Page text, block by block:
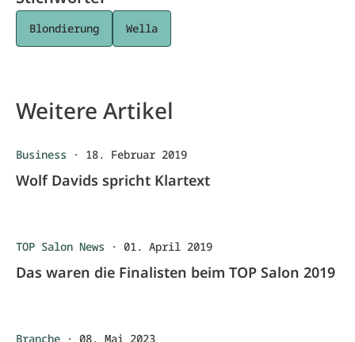
Blondierung Wella
Weitere Artikel
Business · 18. Februar 2019
Wolf Davids spricht Klartext
TOP Salon News · 01. April 2019
Das waren die Finalisten beim TOP Salon 2019
Branche · 08. Mai 2023